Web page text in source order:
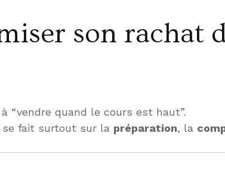
son rachat
“vendre quand le cours est haut”.
se fait surtout sur la préparation, la